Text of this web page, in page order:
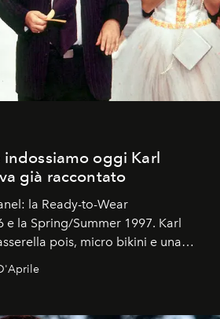
oggi Karl
già raccontato
la Ready-to-Wear
e la Spring/Summer 1997. Karl
pois, micro bikini e una
una dietro l'altra. Trent'anni dopo,